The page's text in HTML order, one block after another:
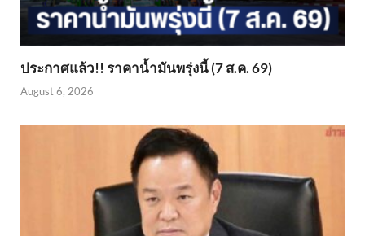
ประกาศแล้ว!! ราคาน้ำมันพรุ่งนี้ (7 ส.ค. 69)
August 6, 2026